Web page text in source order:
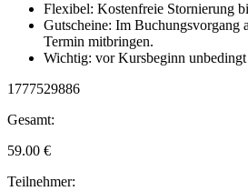
Flexibel: Kostenfreie Stornierung
Gutscheine: Im Buchungsvorgang
Termin mitbringen.
Wichtig: vor Kursbeginn unbedingt
1777529886
Gesamt:
59.00 €
Teilnehmer: